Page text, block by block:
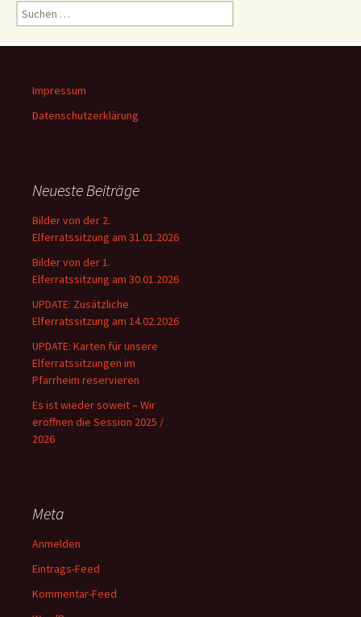
Suchen
nach:
Impressum
Datenschutzerklärung
Neueste Beiträge
Bilder von der 2.
Elferratssitzung am 31.01.2026
Bilder von der 1.
Elferratssitzung am 30.01.2026
UPDATE: Zusätzliche
Elferratssitzung am 14.02.2026
UPDATE: Karten für unsere
Elferratssitzungen im
Pfarrheim reservieren
Es ist wieder soweit – Wir
eröffnen die Session 2025 /
2026
Meta
Anmelden
Eintrags-Feed
Kommentar-Feed